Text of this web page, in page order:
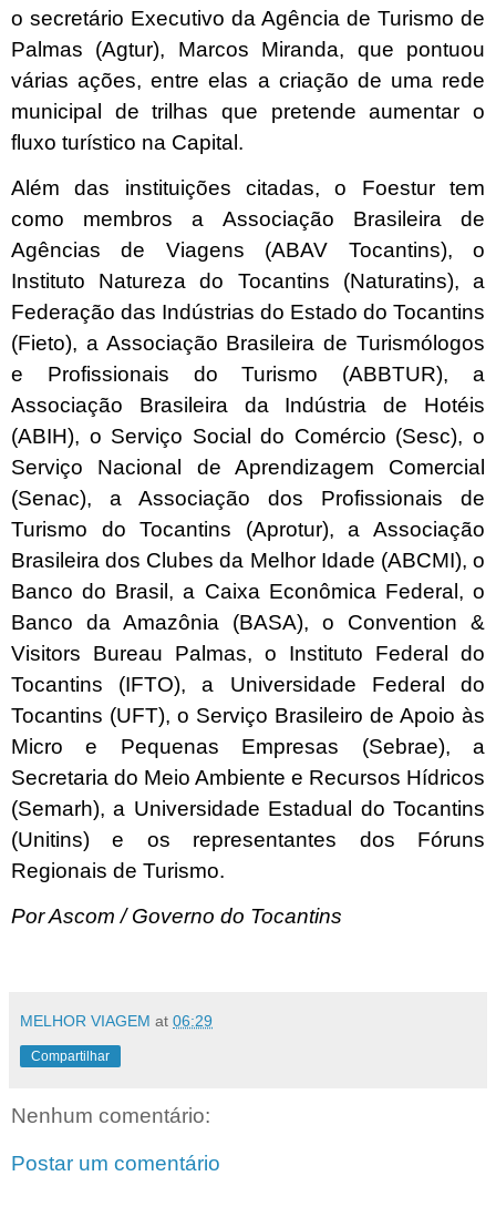
o secretário Executivo da Agência de Turismo de
Palmas (Agtur), Marcos Miranda, que pontuou
várias ações, entre elas a criação de uma rede
municipal de trilhas que pretende aumentar o
fluxo turístico na Capital.
Além das instituições citadas, o Foestur tem
como membros a Associação Brasileira de
Agências de Viagens (ABAV Tocantins), o
Instituto Natureza do Tocantins (Naturatins), a
Federação das Indústrias do Estado do Tocantins
(Fieto), a Associação Brasileira de Turismólogos
e Profissionais do Turismo (ABBTUR), a
Associação Brasileira da Indústria de Hotéis
(ABIH), o Serviço Social do Comércio (Sesc), o
Serviço Nacional de Aprendizagem Comercial
(Senac), a Associação dos Profissionais de
Turismo do Tocantins (Aprotur), a Associação
Brasileira dos Clubes da Melhor Idade (ABCMI), o
Banco do Brasil, a Caixa Econômica Federal, o
Banco da Amazônia (BASA), o Convention &
Visitors Bureau Palmas, o Instituto Federal do
Tocantins (IFTO), a Universidade Federal do
Tocantins (UFT), o Serviço Brasileiro de Apoio às
Micro e Pequenas Empresas (Sebrae), a
Secretaria do Meio Ambiente e Recursos Hídricos
(Semarh), a Universidade Estadual do Tocantins
(Unitins) e os representantes dos Fóruns
Regionais de Turismo.
Por Ascom / Governo do Tocantins
MELHOR VIAGEM at 06:29
Compartilhar
Nenhum comentário:
Postar um comentário